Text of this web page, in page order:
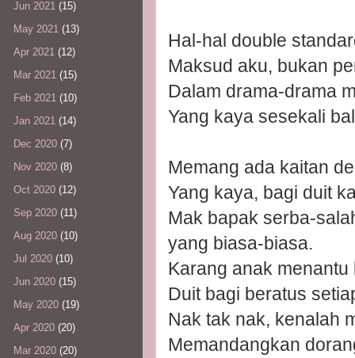
Hal-hal double
Maksud aku, bukan
Dalam drama-drama
Yang kaya sesekali
Memang ada kaitan
Yang kaya, bagi duit
Mak bapak serba-
yang biasa-biasa.
Karang anak
Duit bagi beratus
Nak tak nak, kenalah
Memandangkan
Jun 2021 (15)
May 2021 (13)
Apr 2021 (12)
Mar 2021 (15)
Feb 2021 (10)
Jan 2021 (14)
Dec 2020 (7)
Nov 2020 (8)
Oct 2020 (12)
Sep 2020 (11)
Aug 2020 (10)
Jul 2020 (10)
Jun 2020 (15)
May 2020 (19)
Apr 2020 (20)
Mar 2020 (20)